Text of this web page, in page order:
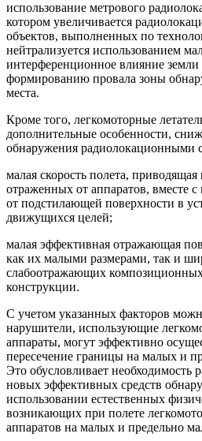
использование метрового
котором увеличивается
объектов, выполненных по
нейтрализуется использованием
интерференционное влияние
формированию провала зоны
места.
Кроме того, легкомоторные
дополнительные особенности,
обнаружения радиолокационными
малая скорость полета,
отраженных от аппаратов,
от подстилающей поверхности в
движущихся целей;
малая эффективная отражающая
как их малыми размерами, так и
слабоотражающих
конструкции.
С учетом указанных факторов
нарушители, использующие
аппараты, могут эффективно
пересечение границы на малых и
Это обусловливает необходимость
новых эффективных средств
использовании естественных
возникающих при полете
аппаратов на малых и предельно